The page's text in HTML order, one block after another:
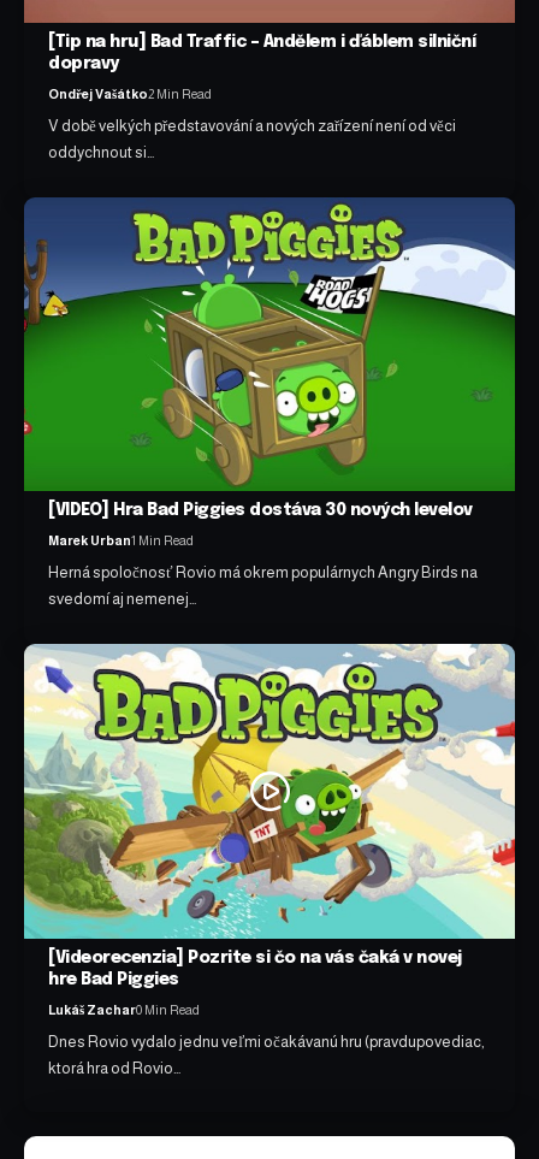
[Tip na hru] Bad Traffic – Andělem i ďáblem silniční
dopravy
Ondřej Vašátko2 Min Read
V době velkých představování a nových zařízení není od věci
oddychnout si…
[VIDEO] Hra Bad Piggies dostáva 30 nových levelov
Marek Urban1 Min Read
Herná spoločnosť Rovio má okrem populárnych Angry Birds na
svedomí aj nemenej…
[Videorecenzia] Pozrite si čo na vás čaká v novej
hre Bad Piggies
Lukáš Zachar0 Min Read
Dnes Rovio vydalo jednu veľmi očakávanú hru (pravdupovediac,
ktorá hra od Rovio…